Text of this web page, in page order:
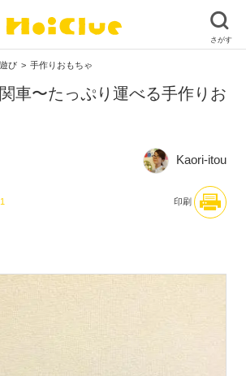
び 手作りおもちゃ
車〜たっぷり運べる手作りお
Kaori-itou
印刷